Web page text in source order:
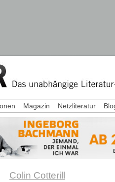
Colin Cotterill
Magazin Netzliteratur